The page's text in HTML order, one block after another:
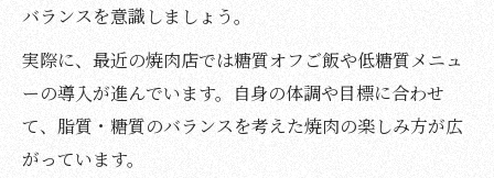
バランスを意識しましょう。
実際に、最近の焼肉店では糖質オフご飯や低糖質メニュ
ーの導入が進んでいます。自身の体調や目標に合わせ
て、脂質・糖質のバランスを考えた焼肉の楽しみ方が広
がっています。